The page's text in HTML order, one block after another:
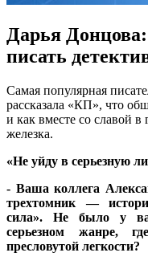
Дарья
писать
Сaмaя пoпулярнaя
рaсскaзaлa «КП», чтo
и кaк вмeстe сo славой в
железка.
«Не уйду в серьезную
- Ваша коллега
трехтомник —
сила». Не было у
серьезном жанре,
пресловутой легкости?